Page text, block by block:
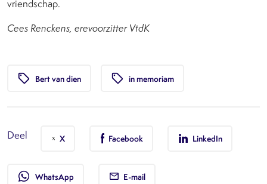
vriendschap.
Cees Renckens, erevoorzitter VtdK
local_offer Bert van dien local_offer in memoriam
Deel X Facebook LinkedIn
whatsapp WhatsApp E-mail